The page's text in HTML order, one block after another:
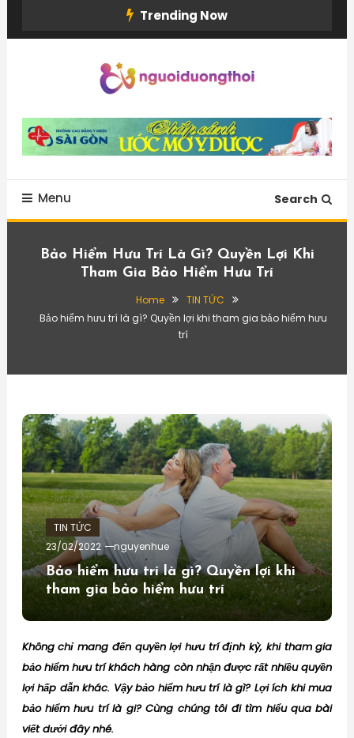
Trending Now
Menu Search
Bảo Hiểm Hưu Trí Là Gì? Quyền Lợi Khi
Tham Gia Bảo Hiểm Hưu Trí
Home
TIN TỨC
Bảo hiểm hưu trí là gì? Quyền lợi khi tham gia bảo hiểm hưu
trí
TIN TỨC
23/02/2022
nguyenhue
Bảo hiểm hưu trí là gì? Quyền lợi khi
tham gia bảo hiểm hưu trí
Không chỉ mang đến quyền lợi hưu trí định kỳ, khi tham gia
bảo hiểm hưu trí khách hàng còn nhận được rất nhiều quyền
lợi hấp dẫn khác. Vậy bảo hiểm hưu trí là gì? Lợi ích khi mua
bảo hiểm hưu trí là gi? Cùng chúng tôi đi tìm hiểu qua bài
viết dưới đây nhé.